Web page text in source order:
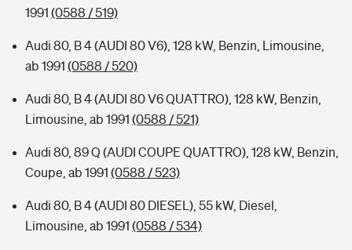
1991 (0588 / 519)
Audi 80, B 4 (AUDI 80 V6), 128 kW, Benzin, Limousine,
ab 1991 (0588 / 520)
Audi 80, B 4 (AUDI 80 V6 QUATTRO), 128 kW, Benzin,
Limousine, ab 1991 (0588 / 521)
Audi 80, 89 Q (AUDI COUPE QUATTRO), 128 kW, Benzin,
Coupe, ab 1991 (0588 / 523)
Audi 80, B 4 (AUDI 80 DIESEL), 55 kW, Diesel,
Limousine, ab 1991 (0588 / 534)